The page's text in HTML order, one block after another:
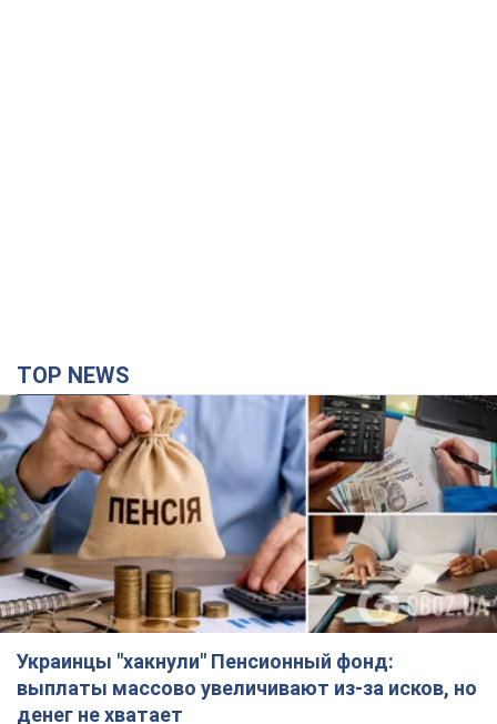
TOP NEWS
Украинцы "хакнули" Пенсионный фонд:
выплаты массово увеличивают из-за исков, но
денег не хватает